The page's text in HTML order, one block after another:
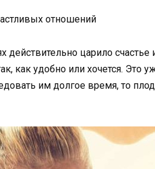
отношений
действительно царило
как удобно или хочется.
им долгое время, то